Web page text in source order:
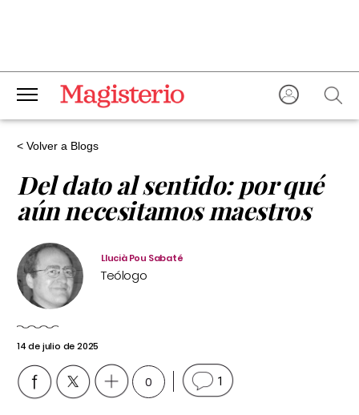
< Volver a Blogs
Del dato al sentido: por qué
aún necesitamos maestros
Llucià Pou Sabaté
Teólogo
14 de julio de 2025
0 1